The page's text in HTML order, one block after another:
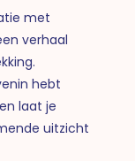
met
verhaal
hebt
laat je
uitzicht